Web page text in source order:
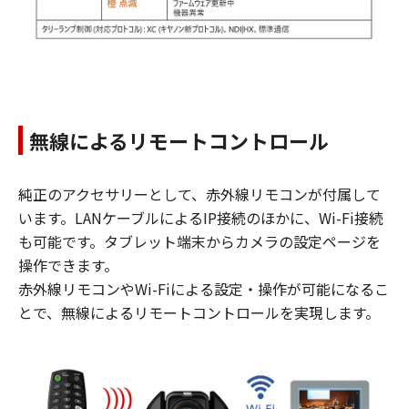
無線によるリモートコントロール
純正のアクセサリーとして、赤外線リモコンが付属して
います。LANケーブルによるIP接続のほかに、Wi-Fi接続
も可能です。タブレット端末からカメラの設定ページを
操作できます。
赤外線リモコンやWi-Fiによる設定・操作が可能になるこ
とで、無線によるリモートコントロールを実現します。